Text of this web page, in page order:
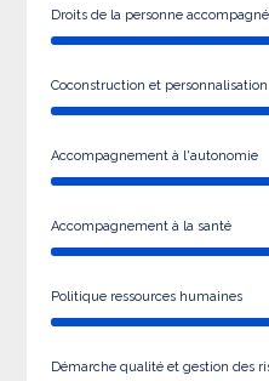
Droits de la personne
Coconstruction et
Accompagnement à l'autonomie
Accompagnement à la santé
Politique ressources humaines
Démarche qualité et gestion des